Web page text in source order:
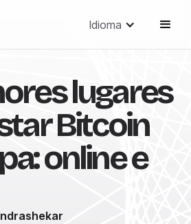
Idioma
lugares
Bitcoin
online e